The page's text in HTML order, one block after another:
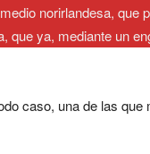
norirlandesa,
que ya, mediante un
caso, una de las que